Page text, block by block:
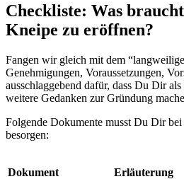
Checkliste: Was
Kneipe zu eröffnen?
Fangen wir gleich mit dem
Genehmigungen, Voraussetzungen,
ausschlaggebend dafür, dass Du Dir
weitere Gedanken zur Gründung
Folgende Dokumente musst Du Dir bei
besorgen:
Dokument Erläuterung